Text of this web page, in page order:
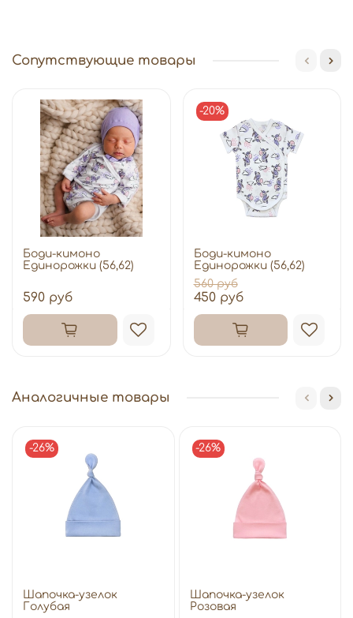
Сопутствующие товары
Боди-кимоно
Единорожки (56,62)
590 руб
-20%
Боди-кимоно
Единорожки (56,62)
560 руб
450 руб
Аналогичные товары
-26%
Шапочка-узелок
Голубая
-26%
Шапочка-узелок
Розовая